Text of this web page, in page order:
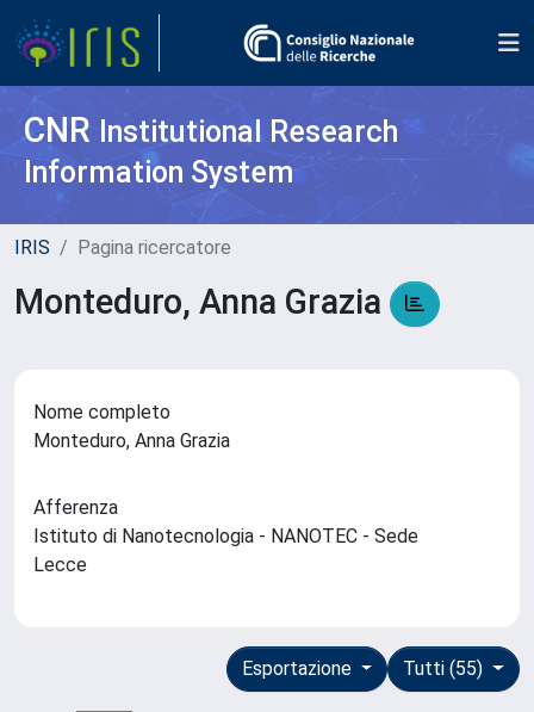
CNR Institutional Research
Information System
IRIS Pagina ricercatore
Monteduro, Anna Grazia
Nome completo
Monteduro, Anna Grazia
Afferenza
Istituto di Nanotecnologia - NANOTEC - Sede
Lecce
Tutti (55)
Esportazione